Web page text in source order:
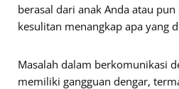
berasal dari anak Anda atau
kesulitan menangkap apa yang
Masalah dalam berkomunikasi
memiliki gangguan dengar,